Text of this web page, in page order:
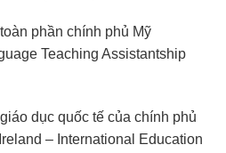
phần chính phủ Mỹ
Teaching Assistantship
dục quốc tế của chính phủ
– International Education